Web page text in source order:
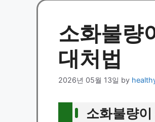
소화불량
대처법
2026년 05월 13일 by
소화불량